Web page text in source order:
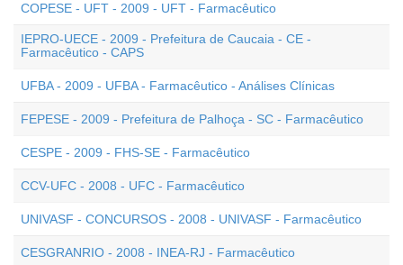
COPESE - UFT - 2009 - UFT - Farmacêutico
IEPRO-UECE - 2009 - Prefeitura de Caucaia - CE -
Farmacêutico - CAPS
UFBA - 2009 - UFBA - Farmacêutico - Análises Clínicas
FEPESE - 2009 - Prefeitura de Palhoça - SC - Farmacêutico
CESPE - 2009 - FHS-SE - Farmacêutico
CCV-UFC - 2008 - UFC - Farmacêutico
UNIVASF - CONCURSOS - 2008 - UNIVASF - Farmacêutico
CESGRANRIO - 2008 - INEA-RJ - Farmacêutico